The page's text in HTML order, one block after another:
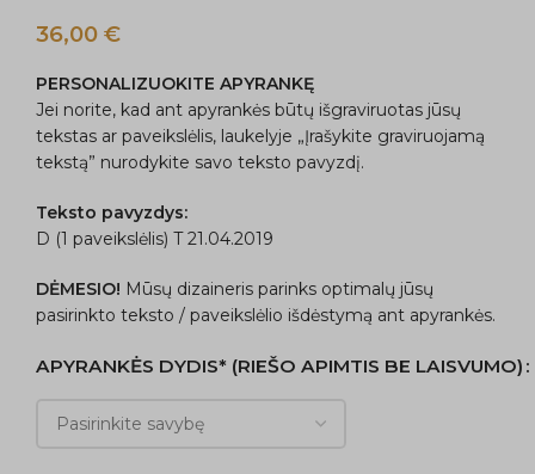
36,00 €
PERSONALIZUOKITE APYRANKĘ
Jei norite, kad ant apyrankės būtų išgraviruotas jūsų
tekstas ar paveikslėlis, laukelyje „Įrašykite graviruojamą
tekstą” nurodykite savo teksto pavyzdį.
Teksto pavyzdys:
D (1 paveikslėlis) T 21.04.2019
DĖMESIO! Mūsų dizaineris parinks optimalų jūsų
pasirinkto teksto / paveikslėlio išdėstymą ant apyrankės.
APYRANKĖS DYDIS* (RIEŠO APIMTIS BE LAISVUMO)